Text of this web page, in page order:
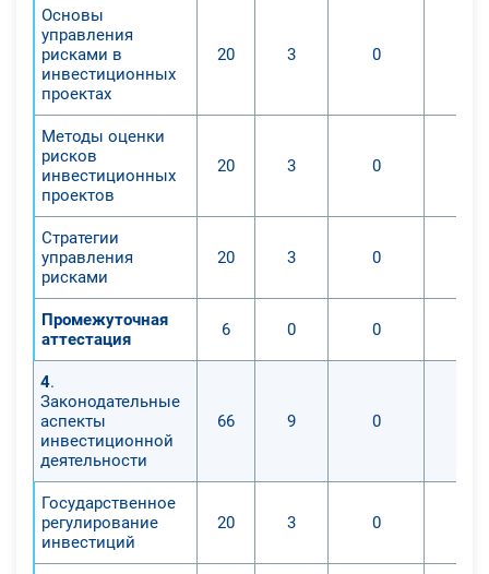
Основы
управления
рисками в
инвестиционных
проектах
20 3 0
Методы оценки
рисков
инвестиционных
проектов
20 3 0
Стратегии
управления
рисками
20 3 0
Промежуточная
аттестация
6 0 0
4.
Законодательные
аспекты
инвестиционной
деятельности
66 9 0
Государственное
регулирование
инвестиций
20 3 0